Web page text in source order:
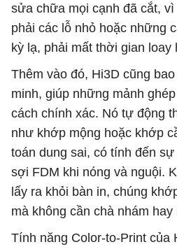
sửa chữa mọi cạnh đã cắt,
phải các lỗ nhỏ hoặc những
kỳ lạ, phải mất thời gian
Thêm vào đó, Hi3D cũng
minh, giúp những mảnh
cách chính xác. Nó tự động
như khớp mộng hoặc khớp
toán dung sai, có tính đến
sợi FDM khi nóng và nguội.
lấy ra khỏi bàn in, chúng
mà không cần chà nhám hay
Tính năng Color-to-Print của